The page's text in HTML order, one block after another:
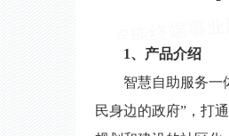
1、产品介绍
智慧自助服务一
民身边的政府”，打